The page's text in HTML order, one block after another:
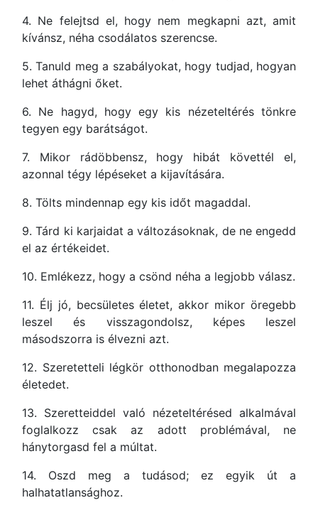
4. Ne felejtsd el, hogy nem megkapni azt, amit
kívánsz, néha csodálatos szerencse.
5. Tanuld meg a szabályokat, hogy tudjad, hogyan
lehet áthágni őket.
6. Ne hagyd, hogy egy kis nézeteltérés tönkre
tegyen egy barátságot.
7. Mikor rádöbbensz, hogy hibát követtél el,
azonnal tégy lépéseket a kijavítására.
8. Tölts mindennap egy kis időt magaddal.
9. Tárd ki karjaidat a változásoknak, de ne engedd
el az értékeidet.
10. Emlékezz, hogy a csönd néha a legjobb válasz.
11. Élj jó, becsületes életet, akkor mikor öregebb
leszel és visszagondolsz, képes leszel
másodszorra is élvezni azt.
12. Szeretetteli légkör otthonodban megalapozza
életedet.
13. Szeretteiddel való nézeteltérésed alkalmával
foglalkozz csak az adott problémával, ne
hánytorgasd fel a múltat.
14. Oszd meg a tudásod; ez egyik út a
halhatatlansághoz.